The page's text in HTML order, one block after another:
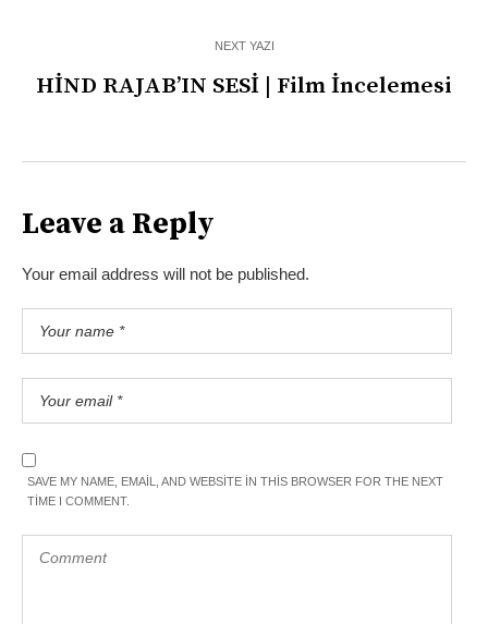
NEXT YAZI
HİND RAJAB’IN SESİ | Film İncelemesi
Leave a Reply
Your email address will not be published.
SAVE MY NAME, EMAIL, AND WEBSITE IN THIS BROWSER FOR THE NEXT
TIME I COMMENT.